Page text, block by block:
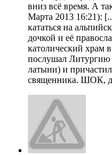
вниз всё время. А
Марта 2013 16:21):
кататься на
дочкой и её
католический храм
послушал Литургию
латыни) и
священника. ШОК,